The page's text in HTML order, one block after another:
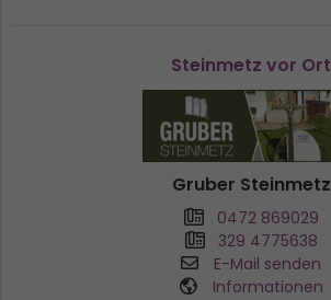
Steinmetz vor Ort
Gruber Steinmetz
0472 869029
329 4775638
E-Mail senden
Informationen